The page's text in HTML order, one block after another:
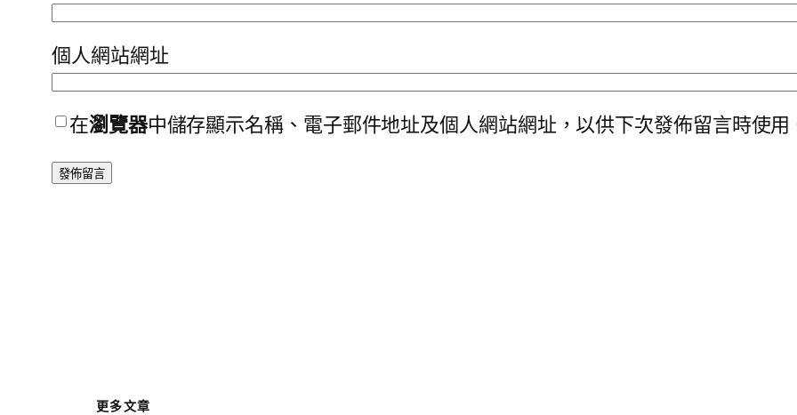
個人網站網址
在瀏覽器中儲存顯示名稱、電子郵件地址及個人網站網址，以供下次發佈留言時使用
更多文章